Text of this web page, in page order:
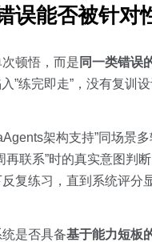
误能否被针对
顿悟，而是 同一类错误
”练完即走”，没有复训设
架构支持”同场景
再联系”时的真实意图判
复练习，直到系统评分
是否具备基于能力短板